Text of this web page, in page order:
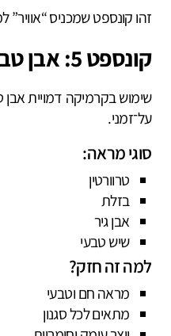
זהו קונספט שמכניס “אוויר”
קונספט 5: אבן טבעית – חיבור לטבע
שימוש בקרמיקה דמויית
על־זמני.
סוגי מראה:
טרוורטין
בזלת
אבן גיר
שיש טבעי
למה זה חזק?
מראה חם וטבעי
מתאים לכל סגנון